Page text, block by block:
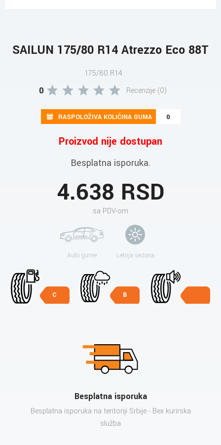
SAILUN 175/80 R14 Atrezzo Eco 88T
175/80 R14
0 Recenzije (0)
RASPOLOŽIVA KOLIČINA GUMA 0
Proizvod nije dostupan
Besplatna isporuka.
4.638 RSD
sa PDV-om
Auto gume Letnja sezona
C B
Besplatna isporuka
Besplatna isporuka na teritoriji Srbije - Bex kurirska
služba